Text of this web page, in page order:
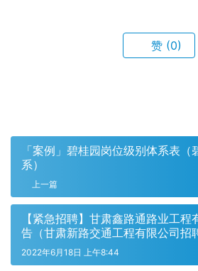
赞 (0)
「案例」碧桂园岗位级别体系表
系）
上一篇
【紧急招聘】甘肃鑫路通路业工
告（甘肃新路交通工程有限公司招
2022年6月18日 上午8:44